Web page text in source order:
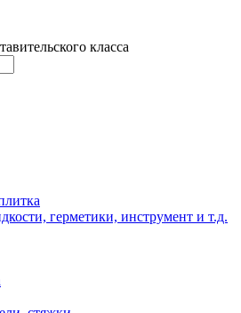
класса
герметики, инструмент и т.д.